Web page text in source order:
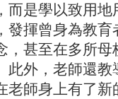
而是學以致用
發揮曾身為教育
，甚至在多所
此外，老師還教
老師身上有了新